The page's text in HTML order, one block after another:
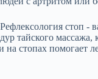
стоп -
тайского массажа,
на стопах помогает